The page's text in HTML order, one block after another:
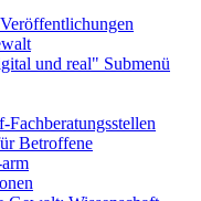
und real" Submenü
Fachberatungsstellen
Betroffene